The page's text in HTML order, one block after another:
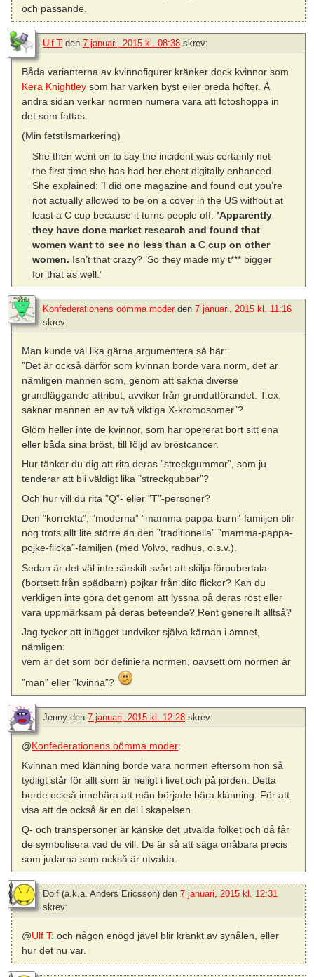
och passande.
Ulf T den 7 januari, 2015 kl. 08:38 skrev:
Båda varianterna av kvinnofigurer kränker dock kvinnor som
Kera Knightley som har varken byst eller breda höfter. Å
andra sidan verkar normen numera vara att fotoshoppa in
det som fattas.
(Min fetstilsmarkering)
She then went on to say the incident was certainly not
the first time she has had her chest digitally enhanced.
She explained: ’I did one magazine and found out you’re
not actually allowed to be on a cover in the US without at
least a C cup because it turns people off. ’Apparently
they have done market research and found that
women want to see no less than a C cup on other
women. Isn’t that crazy? ’So they made my t*** bigger
for that as well.’
Konfederationens oömma moder den 7 januari, 2015 kl. 11:16
skrev:
Man kunde väl lika gärna argumentera så här:
”Det är också därför som kvinnan borde vara norm, det är
nämligen mannen som, genom att sakna diverse
grundläggande attribut, avviker från grundutförandet. T.ex.
saknar mannen en av två viktiga X-kromosomer”?
Glöm heller inte de kvinnor, som har opererat bort sitt ena
eller båda sina bröst, till följd av bröstcancer.
Hur tänker du dig att rita deras ”streckgummor”, som ju
tenderar att bli väldigt lika ”streckgubbar”?
Och hur vill du rita ”Q”- eller ”T”-personer?
Den ”korrekta”, ”moderna” ”mamma-pappa-barn”-familjen blir
nog trots allt lite större än den ”traditionella” ”mamma-pappa-
pojke-flicka”-familjen (med Volvo, radhus, o.s.v.).
Sedan är det väl inte särskilt svårt att skilja förpubertala
(bortsett från spädbarn) pojkar från dito flickor? Kan du
verkligen inte göra det genom att lyssna på deras röst eller
vara uppmärksam på deras beteende? Rent generellt alltså?
Jag tycker att inlägget undviker själva kärnan i ämnet,
nämligen:
vem är det som bör definiera normen, oavsett om normen är
”man” eller ”kvinna”?
Jenny den 7 januari, 2015 kl. 12:28 skrev:
@Konfederationens oömma moder:
Kvinnan med klänning borde vara normen eftersom hon så
tydligt står för allt som är heligt i livet och på jorden. Detta
borde också innebära att män började bära klänning. För att
visa att de också är en del i skapelsen.
Q- och transpersoner är kanske det utvalda folket och då får
de symbolisera vad de vill. De är så att säga onåbara precis
som judarna som också är utvalda.
Dolf (a.k.a. Anders Ericsson) den 7 januari, 2015 kl. 12:31
skrev:
@Ulf T: och någon enögd jävel blir kränkt av synålen, eller
hur det nu var.